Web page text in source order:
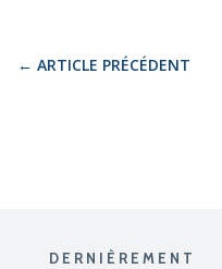
← ARTICLE PRÉCÉDENT
DERNIÈREMENT